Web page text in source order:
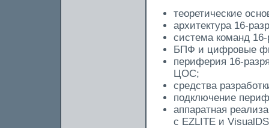
теоретические
архитектура 16-
система команд
БПФ и цифровые
периферия 16-
ЦОС;
средства
подключение
аппаратная
с EZLITE и